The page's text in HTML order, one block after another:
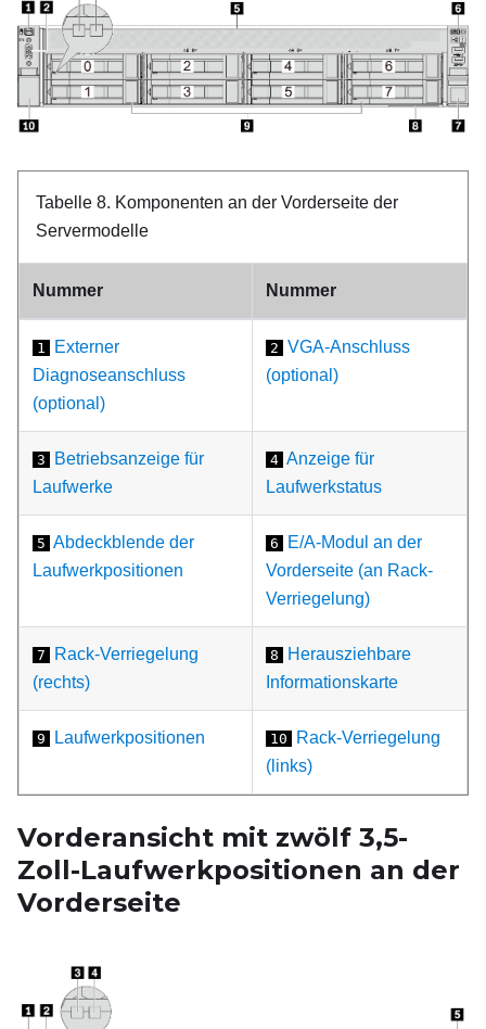
Tabelle 8. Komponenten an der Vorderseite der
Servermodelle
Nummer Nummer
1
Externer
Diagnoseanschluss
(optional)
2 VGA-Anschluss
(optional)
3
Betriebsanzeige für
Laufwerke
4 Anzeige für
Laufwerkstatus
5 Abdeckblende der
Laufwerkpositionen
6
E/A-Modul an der
Vorderseite (an Rack-
Verriegelung)
7
Rack-Verriegelung
(rechts)
8
Herausziehbare
Informationskarte
9 Laufwerkpositionen 10
Rack-Verriegelung
(links)
Vorderansicht mit zwölf 3,5-
Zoll-Laufwerkpositionen an der
Vorderseite